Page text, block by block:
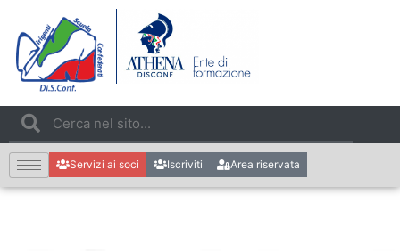
Servizi ai soci Iscriviti Area riservata